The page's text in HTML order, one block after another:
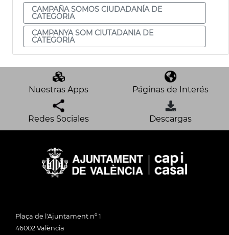
CAMPAÑA SOMOS CIUDADANÍA DE
CATEGORIA
CAMPANYA SOM CIUTADANIA DE
CATEGORIA
Nuestras Apps Páginas de Interés
Redes Sociales Descargas
Plaça de l'Ajuntament nº 1
46002 València